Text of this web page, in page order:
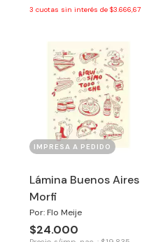
3 cuotas sin interés de $3.666,67
IMPRESA A PEDIDO
Lámina Buenos Aires
Morfi
Por: Flo Meije
$24.000